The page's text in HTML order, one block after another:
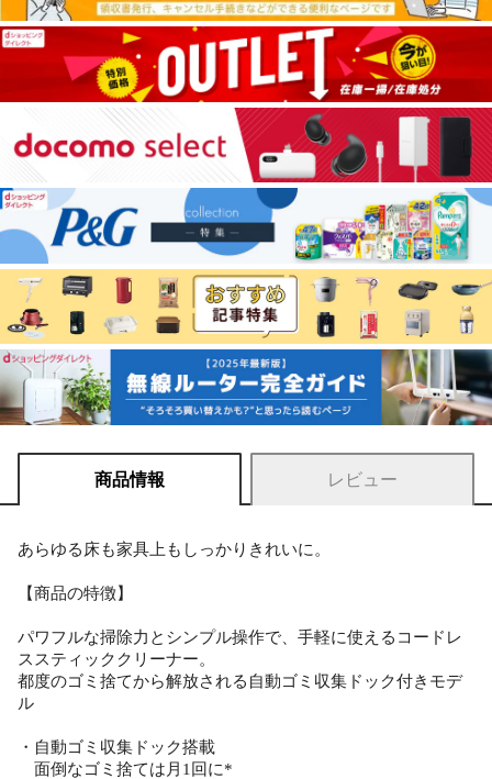
商品情報 レビュー
あらゆる床も家具上もしっかりきれいに。
【商品の特徴】
パワフルな掃除力とシンプル操作で、手軽に使えるコードレ
ススティッククリーナー。
都度のゴミ捨てから解放される自動ゴミ収集ドック付きモデ
ル
・自動ゴミ収集ドック搭載
面倒なゴミ捨ては月1回に*